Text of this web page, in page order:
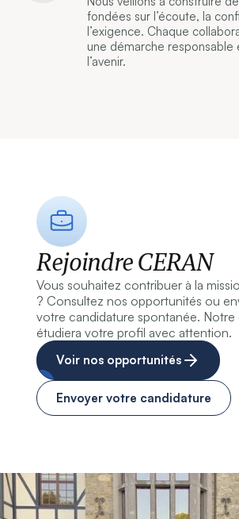
fondées sur l’écoute, la
l’exigence. Chaque
une démarche responsable
l’avenir.
Rejoindre CERAN
Vous souhaitez contribuer à la
? Consultez nos opportunités ou
votre candidature spontanée. Notre
étudiera votre profil avec attention.
Voir nos opportunités
Envoyer votre candidature